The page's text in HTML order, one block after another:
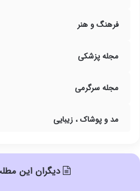
فرهنگ و هنر
مجله پزشکی
مجله سرگرمی
مد و پوشاک ، زیبایی
دیگران این